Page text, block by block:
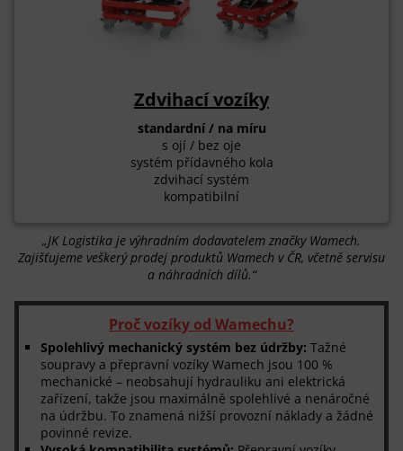
Zdvihací vozíky
standardní / na míru
s ojí / bez oje
systém přídavného kola
zdvihací systém
kompatibilní
„JK Logistika je výhradním dodavatelem značky Wamech.
Zajišťujeme veškerý prodej produktů Wamech v ČR, včetně servisu
a náhradních dílů.“
Proč vozíky od Wamechu?
Spolehlivý mechanický systém bez údržby: Tažné
soupravy a přepravní vozíky Wamech jsou 100 %
mechanické – neobsahují hydrauliku ani elektrická
zařízení, takže jsou maximálně spolehlivé a nenáročné
na údržbu. To znamená nižší provozní náklady a žádné
povinné revize.